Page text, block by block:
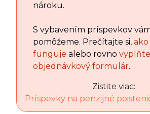
nároku.
S vybavením príspevkov
pomôžeme. Prečítajte si,
funguje alebo rovno vyplňte
objednávkový formulár.
Zistite viac:
Príspevky na penzijné